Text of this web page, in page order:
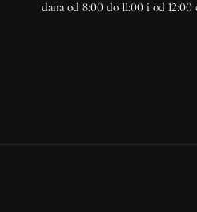
dana od 8:00 do 11:00 i od 12:00